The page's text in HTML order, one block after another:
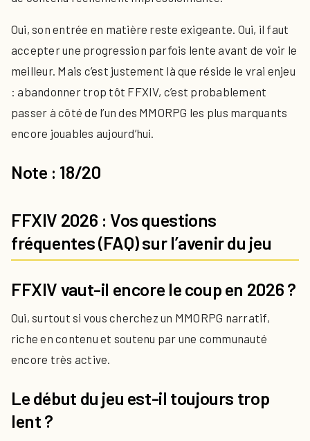
Oui, son entrée en matière reste exigeante. Oui, il faut
accepter une progression parfois lente avant de voir le
meilleur. Mais c’est justement là que réside le vrai enjeu
: abandonner trop tôt FFXIV, c’est probablement
passer à côté de l’un des MMORPG les plus marquants
encore jouables aujourd’hui.
Note : 18/20
FFXIV 2026 : Vos questions
fréquentes (FAQ) sur l’avenir du jeu
FFXIV vaut-il encore le coup en 2026 ?
Oui, surtout si vous cherchez un MMORPG narratif,
riche en contenu et soutenu par une communauté
encore très active.
Le début du jeu est-il toujours trop
lent ?